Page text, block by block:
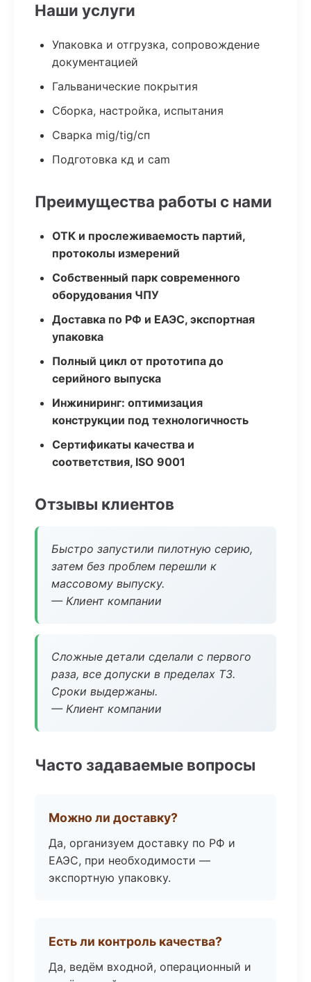
Наши услуги
Упаковка и отгрузка, сопровождение
документацией
Гальванические покрытия
Сборка, настройка, испытания
Сварка mig/tig/сп
Подготовка кд и cam
Преимущества работы с нами
ОТК и прослеживаемость партий,
протоколы измерений
Собственный парк современного
оборудования ЧПУ
Доставка по РФ и ЕАЭС, экспортная
упаковка
Полный цикл от прототипа до
серийного выпуска
Инжиниринг: оптимизация
конструкции под технологичность
Сертификаты качества и
соответствия, ISO 9001
Отзывы клиентов
Быстро запустили пилотную серию,
затем без проблем перешли к
массовому выпуску.
— Клиент компании
Сложные детали сделали с первого
раза, все допуски в пределах ТЗ.
Сроки выдержаны.
— Клиент компании
Часто задаваемые вопросы
Можно ли доставку?
Да, организуем доставку по РФ и
ЕАЭС, при необходимости —
экспортную упаковку.
Есть ли контроль качества?
Да, ведём входной, операционный и